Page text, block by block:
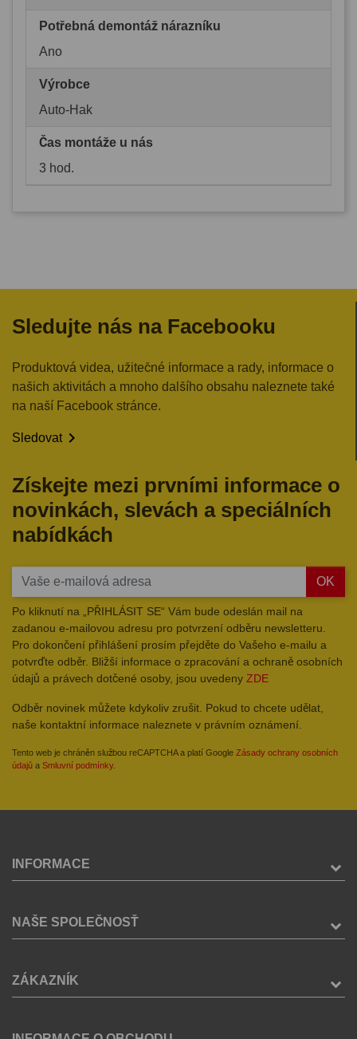
Potřebná demontáž nárazníku
Ano
Výrobce
Auto-Hak
Čas montáže u nás
3 hod.
Sledujte nás na Facebooku
Produktová videa, užitečné informace a rady, informace o
našich aktivitách a mnoho dalšího obsahu naleznete také
na naší Facebook stránce.
Sledovat
Získejte mezi prvními informace o
novinkách, slevách a speciálních
nabídkách
OK
Po kliknutí na „PŘIHLÁSIT SE“ Vám bude odeslán mail na
zadanou e-mailovou adresu pro potvrzení odběru newsletteru.
Pro dokončení přihlášení prosím přejděte do Vašeho e-mailu a
potvrďte odběr. Bližší informace o zpracování a ochraně osobních
údajů a právech dotčené osoby, jsou uvedeny ZDE
Odběr novinek můžete kdykoliv zrušit. Pokud to chcete udělat,
naše kontaktní informace naleznete v právním oznámení.
Tento web je chráněn službou reCAPTCHA a platí Google Zásady ochrany osobních
údajů a Smluvní podmínky.
INFORMACE
NAŠE SPOLEČNOSŤ
ZÁKAZNÍK